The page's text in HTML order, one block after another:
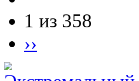
1 из 358
››